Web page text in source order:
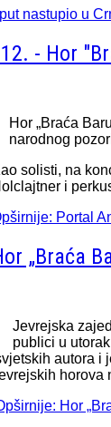
nastupio u
- Hor
Hor „Braća
narodnog
solisti, na
i
Portal
„Braća
Jevrejska
publici u
autora i
horova
Hor